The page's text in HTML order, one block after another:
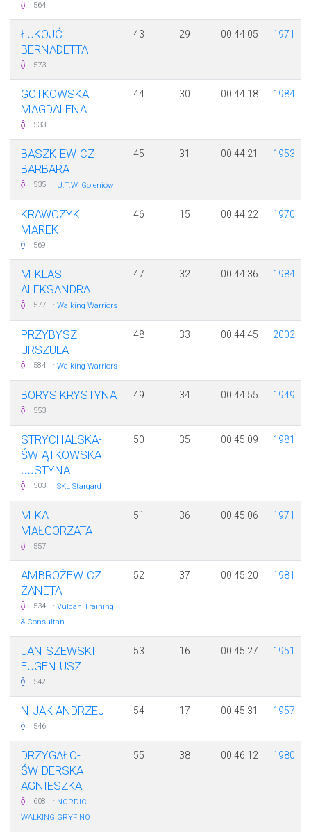
564
ŁUKOJĆ
BERNADETTA
573
43 29 00:44:05 1971
GOTKOWSKA
MAGDALENA
533
44 30 00:44:18 1984
BASZKIEWICZ
BARBARA
535 · U.T.W. Goleniów
45 31 00:44:21 1953
KRAWCZYK
MAREK
569
46 15 00:44:22 1970
MIKLAS
ALEKSANDRA
577 · Walking Warriors
47 32 00:44:36 1984
PRZYBYSZ
URSZULA
584 · Walking Warriors
48 33 00:44:45 2002
BORYS KRYSTYNA
553
49 34 00:44:55 1949
STRYCHALSKA-
ŚWIĄTKOWSKA
JUSTYNA
503 · SKL Stargard
50 35 00:45:09 1981
MIKA
MAŁGORZATA
557
51 36 00:45:06 1971
AMBROŻEWICZ
ŻANETA
534 · Vulcan Training
& Consultan...
52 37 00:45:20 1981
JANISZEWSKI
EUGENIUSZ
542
53 16 00:45:27 1951
NIJAK ANDRZEJ
546
54 17 00:45:31 1957
DRZYGAŁO-
ŚWIDERSKA
AGNIESZKA
608 · NORDIC
WALKING GRYFINO
55 38 00:46:12 1980